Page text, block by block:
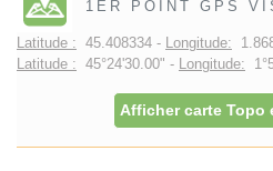
1ER POINT GPS
Latitude : 45.408334 - Longitude:
Latitude : 45°24'30.00" - Longitude:
Afficher carte Topo